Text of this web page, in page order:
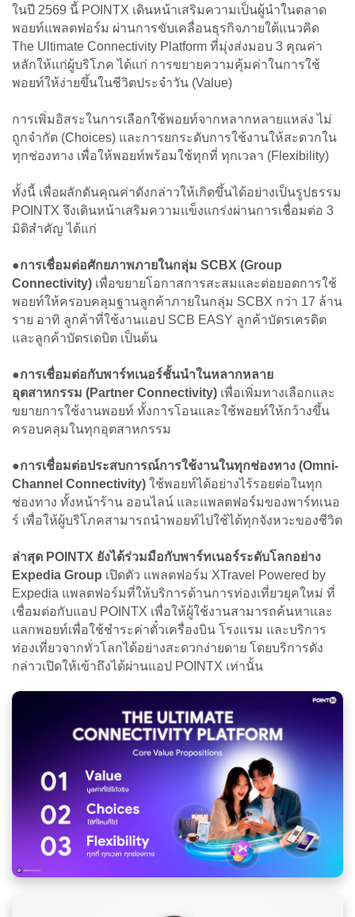
ในปี 2569 นี้ POINTX เดินหน้าเสริมความเป็นผู้นำในตลาด
พอยท์แพลตฟอร์ม ผ่านการขับเคลื่อนธุรกิจภายใต้แนวคิด
The Ultimate Connectivity Platform ที่มุ่งส่งมอบ 3 คุณค่า
หลักให้แก่ผู้บริโภค ได้แก่ การขยายความคุ้มค่าในการใช้
พอยท์ให้ง่ายขึ้นในชีวิตประจำวัน (Value)
การเพิ่มอิสระในการเลือกใช้พอยท์จากหลากหลายแหล่ง ไม่
ถูกจำกัด (Choices) และการยกระดับการใช้งานให้สะดวกใน
ทุกช่องทาง เพื่อให้พอยท์พร้อมใช้ทุกที่ ทุกเวลา (Flexibility)
ทั้งนี้ เพื่อผลักดันคุณค่าดังกล่าวให้เกิดขึ้นได้อย่างเป็นรูปธรรม
POINTX จึงเดินหน้าเสริมความแข็งแกร่งผ่านการเชื่อมต่อ 3
มิติสำคัญ ได้แก่
●การเชื่อมต่อศักยภาพภายในกลุ่ม SCBX (Group
Connectivity) เพื่อขยายโอกาสการสะสมและต่อยอดการใช้
พอยท์ให้ครอบคลุมฐานลูกค้าภายในกลุ่ม SCBX กว่า 17 ล้าน
ราย อาทิ ลูกค้าที่ใช้งานแอป SCB EASY ลูกค้าบัตรเครดิต
และลูกค้าบัตรเดบิต เป็นต้น
●การเชื่อมต่อกับพาร์ทเนอร์ชั้นนำในหลากหลาย
อุตสาหกรรม (Partner Connectivity) เพื่อเพิ่มทางเลือกและ
ขยายการใช้งานพอยท์ ทั้งการโอนและใช้พอยท์ให้กว้างขึ้น
ครอบคลุมในทุกอุตสาหกรรม
●การเชื่อมต่อประสบการณ์การใช้งานในทุกช่องทาง (Omni-
Channel Connectivity) ใช้พอยท์ได้อย่างไร้รอยต่อในทุก
ช่องทาง ทั้งหน้าร้าน ออนไลน์ และแพลตฟอร์มของพาร์ทเนอ
ร์ เพื่อให้ผู้บริโภคสามารถนำพอยท์ไปใช้ได้ทุกจังหวะของชีวิต
ล่าสุด POINTX ยังได้ร่วมมือกับพาร์ทเนอร์ระดับโลกอย่าง
Expedia Group เปิดตัว แพลตฟอร์ม XTravel Powered by
Expedia แพลตฟอร์มที่ให้บริการด้านการท่องเที่ยวยุคใหม่ ที่
เชื่อมต่อกับแอป POINTX เพื่อให้ผู้ใช้งานสามารถค้นหาและ
แลกพอยท์เพื่อใช้ชำระค่าตั๋วเครื่องบิน โรงแรม และบริการ
ท่องเที่ยวจากทั่วโลกได้อย่างสะดวกง่ายดาย โดยบริการดัง
กล่าวเปิดให้เข้าถึงได้ผ่านแอป POINTX เท่านั้น